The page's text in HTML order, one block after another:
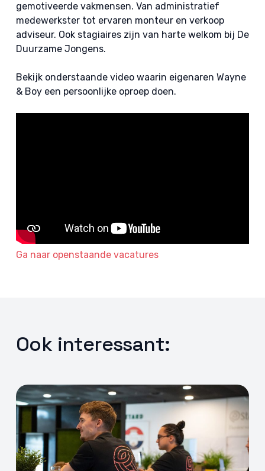
gemotiveerde vakmensen. Van administratief
medewerkster tot ervaren monteur en verkoop
adviseur. Ook stagiaires zijn van harte welkom bij De
Duurzame Jongens.
Bekijk onderstaande video waarin eigenaren Wayne
& Boy een persoonlijke oproep doen.
Ga naar openstaande vacatures
Ook interessant: